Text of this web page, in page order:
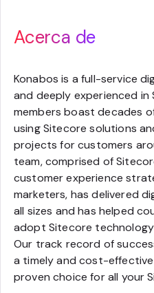
Acerca de
Konabos is a full-service
and deeply experienced in
members boast decades
using Sitecore solutions
projects for customers
team, comprised of
customer experience
marketers, has delivered
all sizes and has helped
adopt Sitecore
Our track record of
a timely and cost-effective
proven choice for all your